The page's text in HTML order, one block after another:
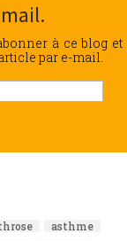
à ce blog et
par e-mail.
asthme